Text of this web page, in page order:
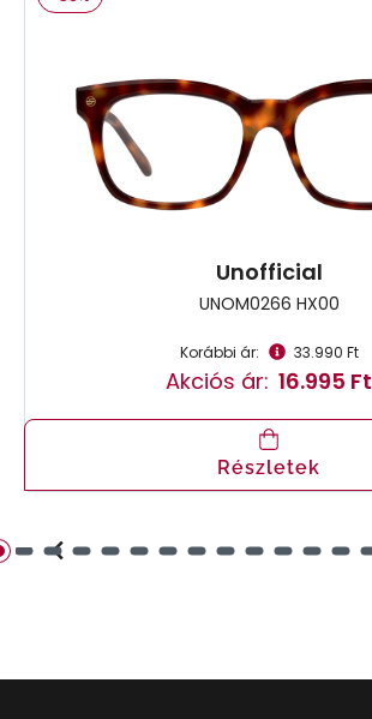
Unofficial
UNOM0266 HX00
Korábbi ár: 33.990 Ft
Akciós ár: 16.995 Ft
Részletek